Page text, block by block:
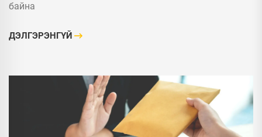
байна
ДЭЛГЭРЭНГҮЙ